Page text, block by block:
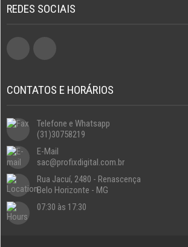
REDES SOCIAIS
CONTATOS E HORÁRIOS
Telefone e Whatsapp
(31)30758219
E-Mail
sac@profixdigital.com.br
Rua Jacuí, 2480 - Renascença
Belo Horizonte - MG
07:30 às 17:30